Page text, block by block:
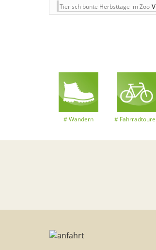
Tierisch bunte Herbsttage im Zoo
Wandern